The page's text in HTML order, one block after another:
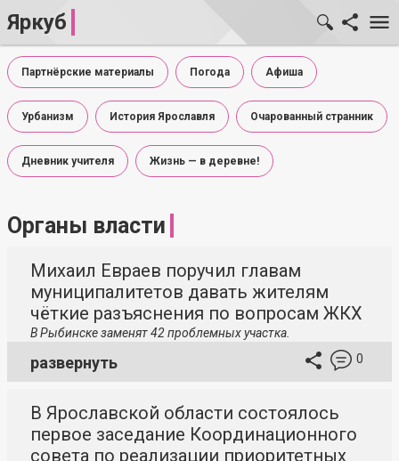
Яркуб
Партнёрские материалы Погода Афиша
Урбанизм История Ярославля Очарованный странник
Дневник учителя Жизнь — в деревне!
Органы власти
Михаил Евраев поручил главам
муниципалитетов давать жителям
чёткие разъяснения по вопросам ЖКХ
В Рыбинске заменят 42 проблемных участка.
развернуть 0
В Ярославской области состоялось
первое заседание Координационного
совета по реализации приоритетных